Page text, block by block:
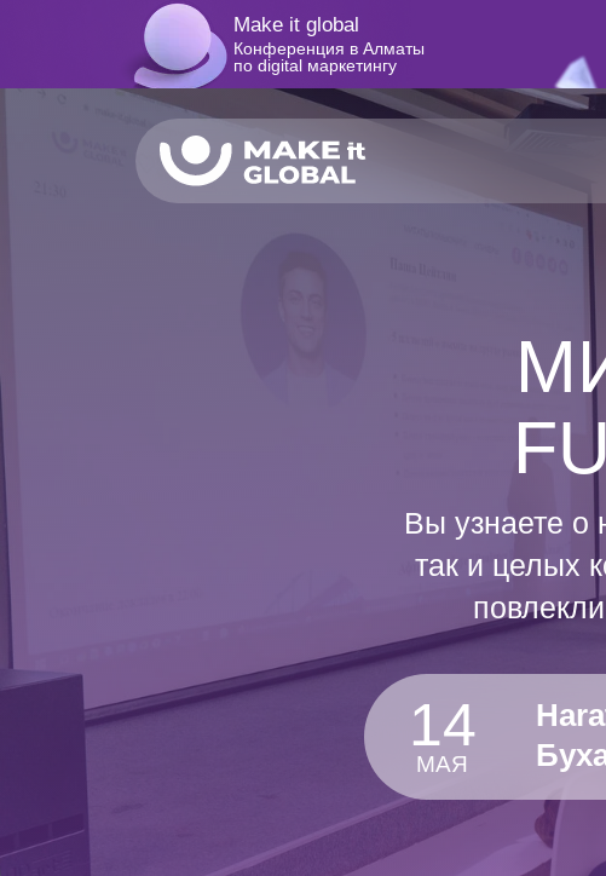
Конференция в Алматы
по digital маркетингу
Make it global
14
МАЯ
Вы узнаете о
так и целых